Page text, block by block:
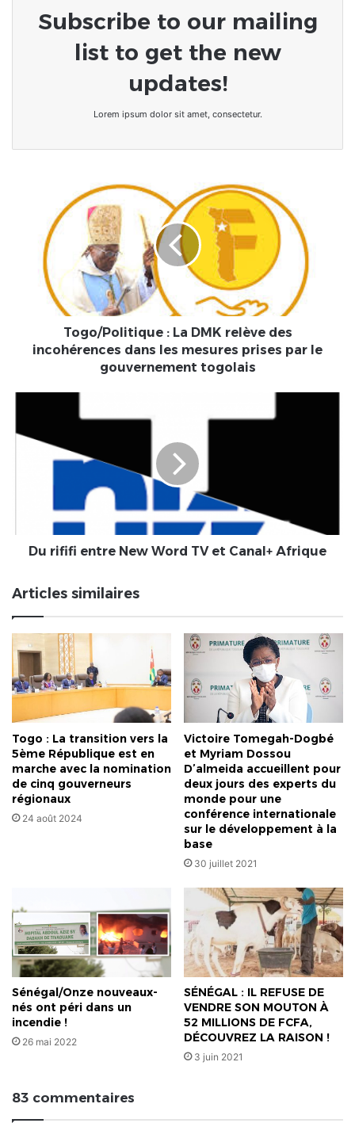
Subscribe to our mailing
list to get the new
updates!
Lorem ipsum dolor sit amet, consectetur.
incohérences
prises
Togo/Politique : La DMK relève des
incohérences dans les mesures prises par le
gouvernement togolais
entre
Afrique
Du rififi entre New Word TV et Canal+ Afrique
Articles similaires
Togo : La transition vers la
5ème République est en
marche avec la nomination
de cinq gouverneurs
régionaux
24 août 2024
Victoire Tomegah-Dogbé
et Myriam Dossou
D’almeida accueillent pour
deux jours des experts du
monde pour une
conférence internationale
sur le développement à la
base
30 juillet 2021
Sénégal/Onze nouveaux-
nés ont péri dans un
incendie !
26 mai 2022
SÉNÉGAL : IL REFUSE DE
VENDRE SON MOUTON À
52 MILLIONS DE FCFA,
DÉCOUVREZ LA RAISON !
3 juin 2021
83 commentaires